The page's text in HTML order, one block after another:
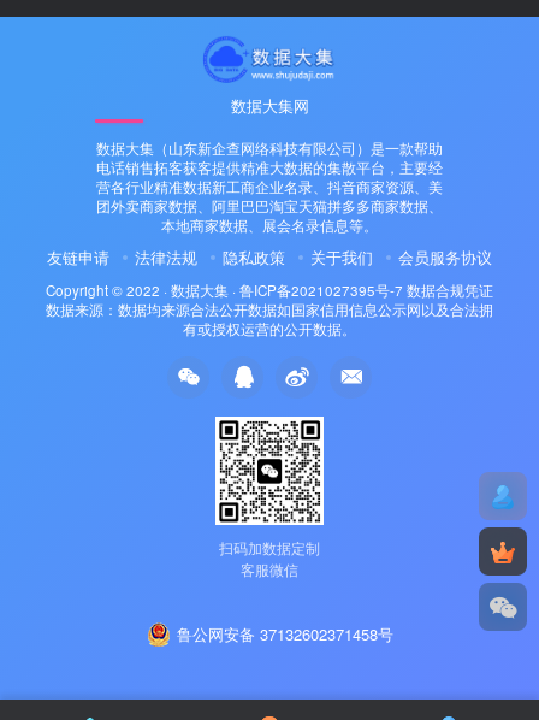
数据大集网
数据大集（山东新企查网络科技有限公司）是一款帮助
电话销售拓客获客提供精准大数据的集散平台，主要经
营各行业精准数据新工商企业名录、抖音商家资源、美
团外卖商家数据、阿里巴巴淘宝天猫拼多多商家数据、
本地商家数据、展会名录信息等。
友链申请 法律法规 隐私政策 关于我们 会员服务协议
Copyright © 2022 · 数据大集 · 鲁ICP备2021027395号-7 数据合规凭证
数据来源：数据均来源合法公开数据如国家信用信息公示网以及合法拥
有或授权运营的公开数据。
扫码加数据定制
客服微信
鲁公网安备 37132602371458号